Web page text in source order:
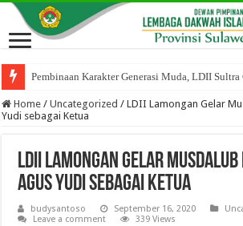
Pembinaan Karakter Generasi Muda, LDII
Home / Uncategorized / LDII Lamongan Gelar
Yudi sebagai Ketua
LDII Lamongan Gelar
Agus Yudi sebagai Ketua
budysantoso September 16, 2020
Leave a comment
339 Views